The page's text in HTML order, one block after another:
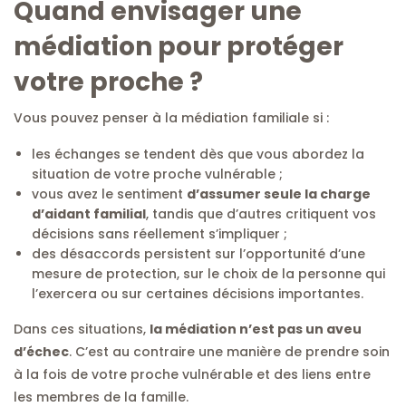
Quand envisager une
médiation pour protéger
votre proche ?
Vous pouvez penser à la médiation familiale si :
les échanges se tendent dès que vous abordez la
situation de votre proche vulnérable ;
vous avez le sentiment d’assumer seule la charge
d’aidant familial, tandis que d’autres critiquent vos
décisions sans réellement s’impliquer ;
des désaccords persistent sur l’opportunité d’une
mesure de protection, sur le choix de la personne qui
l’exercera ou sur certaines décisions importantes.
Dans ces situations, la médiation n’est pas un aveu
d’échec. C’est au contraire une manière de prendre soin
à la fois de votre proche vulnérable et des liens entre
les membres de la famille.